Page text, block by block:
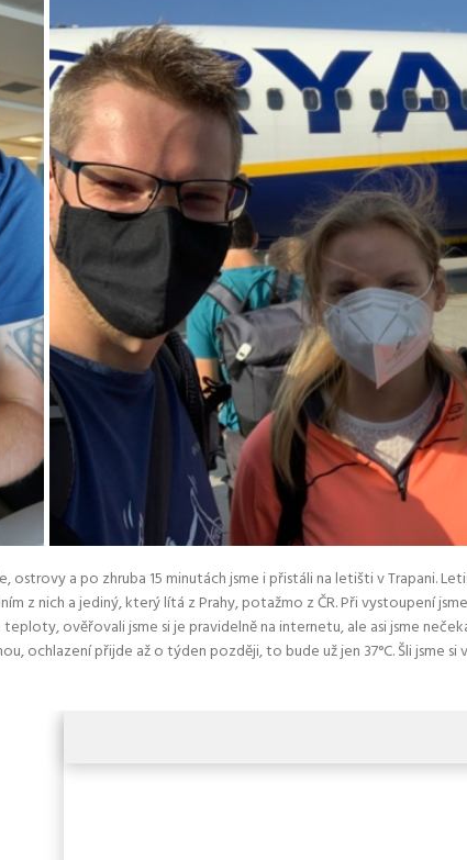
ostrovy a po zhruba 15 minutách jsme i přistáli na letišti v Trapani.
z nich a jediný, který lítá z Prahy, potažmo z ČR. Při vystoupení
ověřovali jsme si je pravidelně na internetu, ale asi jsme
přijde až o týden později, to bude už jen 37°C. Šli jsme